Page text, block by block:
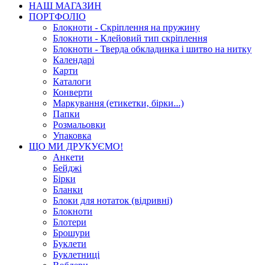
НАШ МАГАЗИН
ПОРТФОЛІО
Блокноти - Скріплення на пружину
Блокноти - Клейовий тип скріплення
Блокноти - Тверда обкладинка і шитво на нитку
Календарі
Карти
Каталоги
Конверти
Маркування (етикетки, бірки...)
Папки
Розмальовки
Упаковка
ЩО МИ ДРУКУЄМО!
Анкети
Бейджі
Бірки
Бланки
Блоки для нотаток (відривні)
Блокноти
Блотери
Брошури
Буклети
Буклетниці